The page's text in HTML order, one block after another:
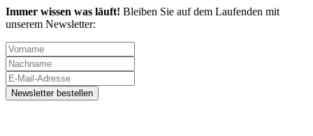
Immer wissen was läuft! Bleiben Sie auf dem Laufenden mit
unserem Newsletter: